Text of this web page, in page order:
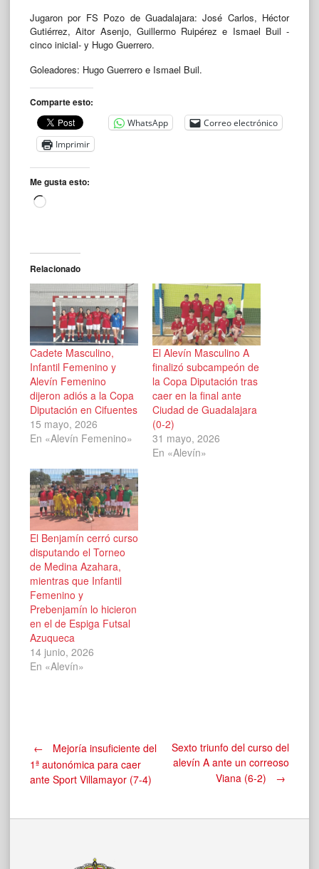
Jugaron por FS Pozo de Guadalajara: José Carlos, Héctor
Gutiérrez, Aitor Asenjo, Guillermo Ruipérez e Ismael Buil -
cinco inicial- y Hugo Guerrero.
Goleadores: Hugo Guerrero e Ismael Buil.
Comparte esto:
WhatsApp
Correo electrónico
Imprimir
Me gusta esto:
Cargando...
Relacionado
Cadete Masculino,
Infantil Femenino y
Alevín Femenino
dijeron adiós a la Copa
Diputación en Cifuentes
15 mayo, 2026
En «Alevín Femenino»
El Alevín Masculino A
finalizó subcampeón de
la Copa Diputación tras
caer en la final ante
Ciudad de Guadalajara
(0-2)
31 mayo, 2026
En «Alevín»
El Benjamín cerró curso
disputando el Torneo
de Medina Azahara,
mientras que Infantil
Femenino y
Prebenjamín lo hicieron
en el de Espiga Futsal
Azuqueca
14 junio, 2026
En «Alevín»
Navegación
←
Mejoría insuficiente del
1ª autonómica para caer
ante Sport Villamayor (7-4)
Sexto triunfo del curso del
alevín A ante un correoso
Viana (6-2)
→